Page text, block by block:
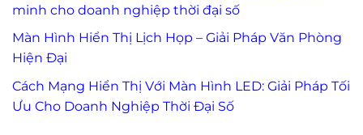
minh cho doanh nghiệp thời đại số
Màn Hình Hiển Thị Lịch Họp – Giải Pháp Văn Phòng
Hiện Đại
Cách Mạng Hiển Thị Với Màn Hình LED: Giải Pháp Tối
Ưu Cho Doanh Nghiệp Thời Đại Số